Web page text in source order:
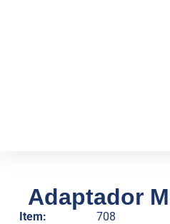
Adaptador
Item:
708